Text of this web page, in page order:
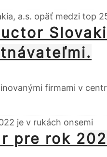
firmami v
pre rok